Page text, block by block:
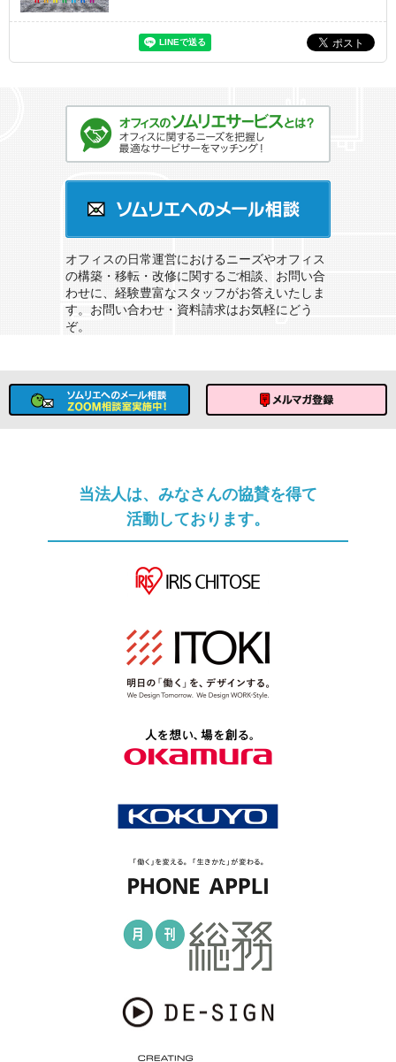
オフィスの日常運営におけるニーズやオフィス
の構築・移転・改修に関するご相談、お問い合
わせに、経験豊富なスタッフがお答えいたしま
す。お問い合わせ・資料請求はお気軽にどう
ぞ。
当法人は、みなさんの協賛を得て
活動しております。